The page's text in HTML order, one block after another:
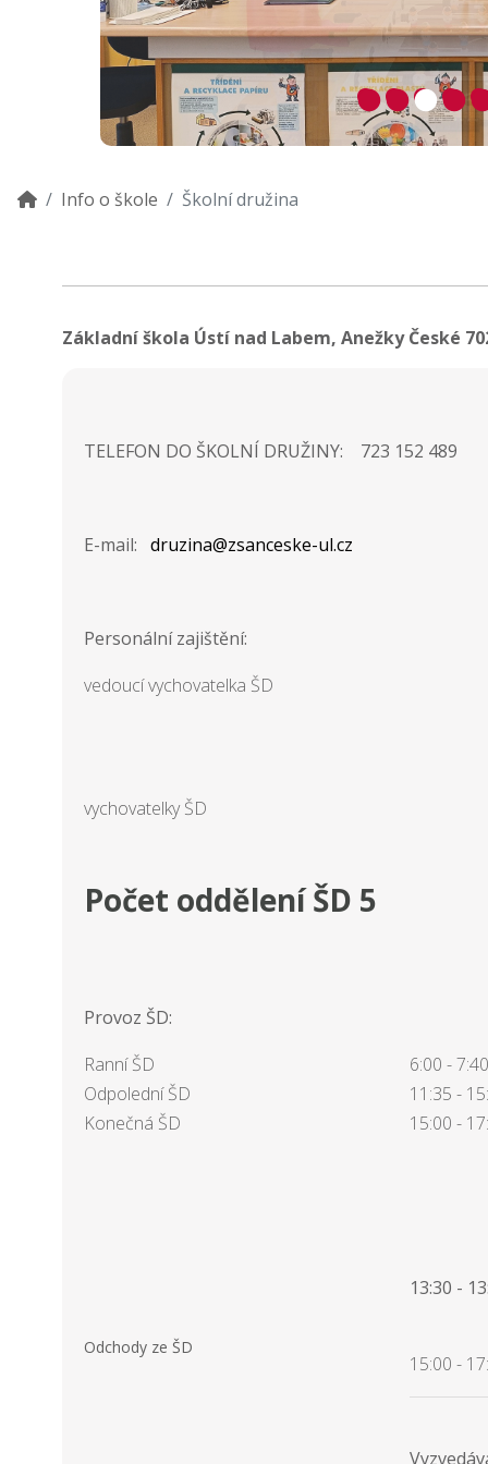
Info o škole Školní družina
Základní škola Ústí nad Labem, Anežky České
TELEFON DO ŠKOLNÍ DRUŽINY: 723 152 489
E-mail: druzina@zsanceske-ul.cz
Personální zajištění:
vedoucí vychovatelka ŠD
vychovatelky ŠD
Počet oddělení ŠD 5
Provoz ŠD:
Ranní ŠD
6:00 -
Odpolední ŠD
11:35 -
Konečná ŠD
15:00 -
Odchody ze ŠD
13:30 -
15:00 -